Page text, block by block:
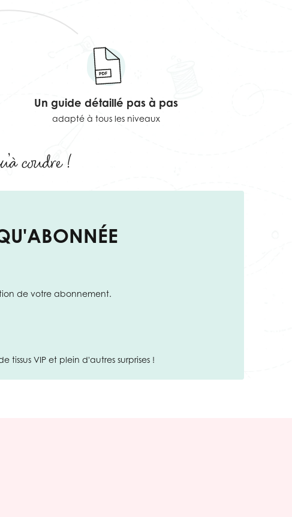
Un guide détaillé pas à pas
adapté à tous les niveaux
coudre !
de votre abonnement.
tissus VIP et plein d'autres surprises !